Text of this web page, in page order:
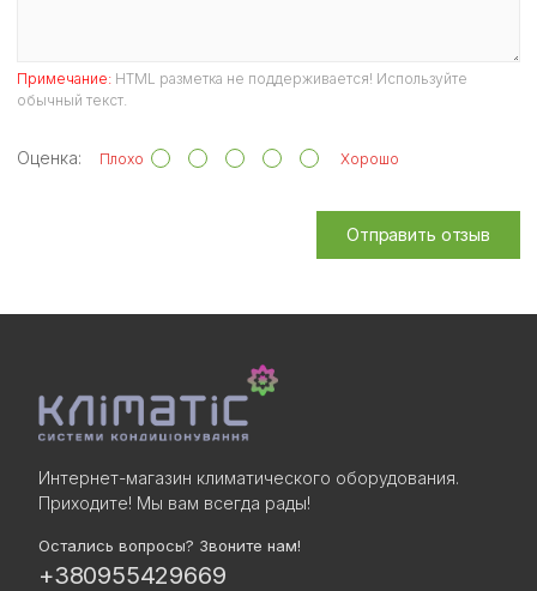
Примечание: HTML разметка не поддерживается! Используйте
обычный текст.
Оценка: Плохо Хорошо
Отправить отзыв
Интернет-магазин климатического оборудования.
Приходите! Мы вам всегда рады!
Остались вопросы? Звоните нам!
+380955429669